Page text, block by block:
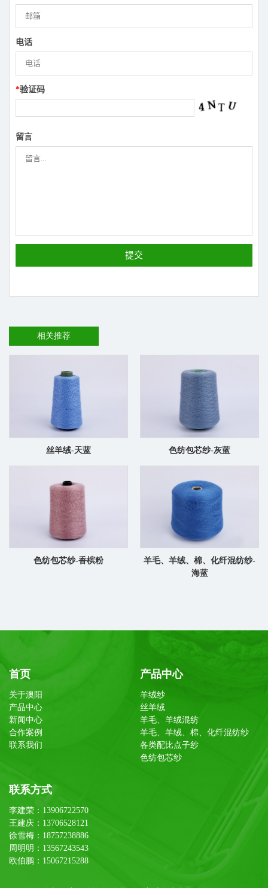
电话
*验证码
留言
相关推荐
丝羊绒-天蓝 色纺包芯纱-灰蓝
色纺包芯纱-香槟粉
羊毛、羊绒、棉、化纤混纺纱-
海蓝
首页
关于澳阳
产品中心
新闻中心
合作案例
联系我们
产品中心
羊绒纱
丝羊绒
羊毛、羊绒混纺
羊毛、羊绒、棉、化纤混纺纱
各类配比点子纱
色纺包芯纱
联系方式
李建荣：13906722570
王建庆：13706528121
徐雪梅：18757238886
周明明：13567243543
欧伯鹏：15067215288